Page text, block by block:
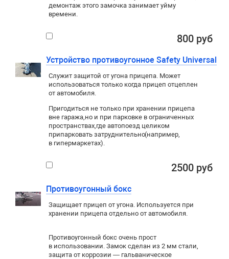
демонтаж этого замочка занимает уйму
времени.
800 руб
Устройство противоугонное Safety Universal
Служит защитой от угона прицепа. Может
использоваться только когда прицеп отцеплен
от автомобиля.
Пригодиться не только при хранении прицепа
вне гаража,но и при парковке в ограниченных
пространствах,где автопоезд целиком
припарковать затруднительно(например,
в гипермаркетах).
2500 руб
Противоугонный бокс
Защищает прицеп от угона. Используется при
хранении прицепа отдельно от автомобиля.
Противоугонный бокс очень прост
в использовании. Замок сделан из 2 мм стали,
защита от коррозии — гальваническое